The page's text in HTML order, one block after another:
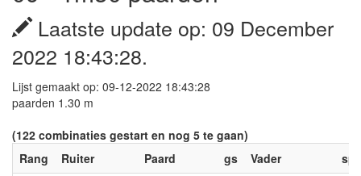
Laatste update op: 09 December
2022 18:43:28.
Lijst gemaakt op: 09-12-2022 18:43:28
paarden 1.30 m
(122 combinaties gestart en nog 5 te gaan)
Rang
Ruiter Paard gs Vader